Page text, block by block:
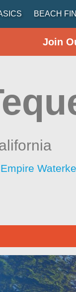
BEACH
Join